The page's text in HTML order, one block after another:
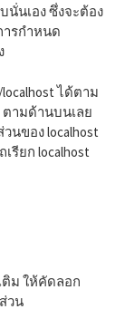
นั่นเอง ซึ่งจะต้อง
รกำหนด
ได้ตาม
ามด้านบนเลย
นของ localhost
รียก localhost
ติม ให้คัดลอก
วน